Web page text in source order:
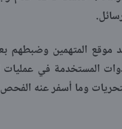
المتهمين وضبطهم بعد
الأدوات المستخدمة في
وما أسفر عنه